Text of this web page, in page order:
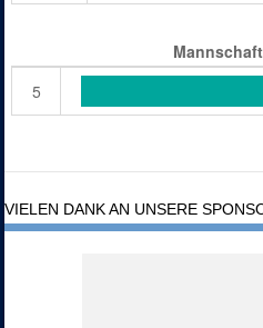
5
VIELEN DANK AN UNSERE